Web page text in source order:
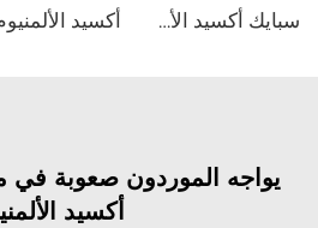
سبايك أكسيد الألمنيوم ماغنيسيا
يواجه الموردون صعوبة في
أكسيد